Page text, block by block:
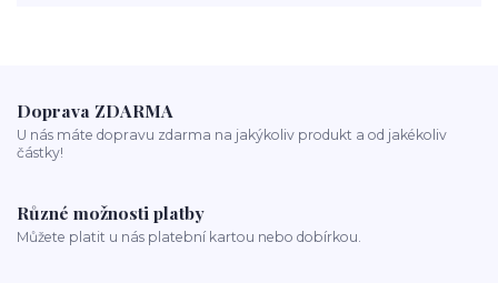
ionizace při fénování
Doprava ZDARMA
U nás máte dopravu zdarma na jakýkoliv produkt a od jakékoliv
částky!
Různé možnosti platby
Můžete platit u nás platební kartou nebo dobírkou.